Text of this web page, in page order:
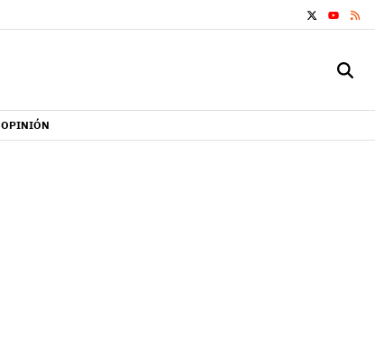
YOUTUBE
OPINIÓN